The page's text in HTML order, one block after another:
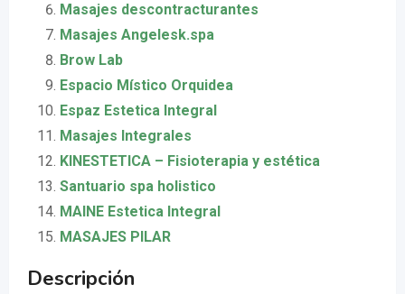
Masajes descontracturantes
Masajes Angelesk.spa
Brow Lab
Espacio Místico Orquidea
Espaz Estetica Integral
Masajes Integrales
KINESTETICA – Fisioterapia y estética
Santuario spa holistico
MAINE Estetica Integral
MASAJES PILAR
Descripción